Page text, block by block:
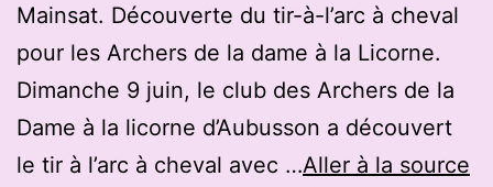
Mainsat. Découverte du tir-à-l’arc à cheval
pour les Archers de la dame à la Licorne.
Dimanche 9 juin, le club des Archers de la
Dame à la licorne d’Aubusson a découvert
le tir à l’arc à cheval avec …Aller à la source